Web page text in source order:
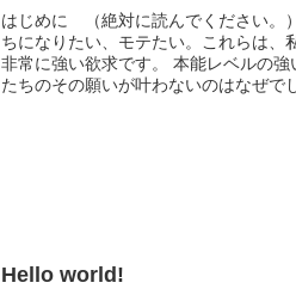
はじめに （絶対に読んでください。
ちになりたい、モテたい。これらは、
非常に強い欲求です。 本能レベルの
たちのその願いが叶わないのはなぜで
Hello world!